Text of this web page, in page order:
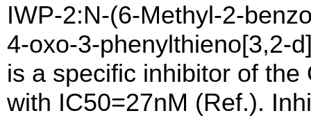
IWP-2:N-(6-Methyl-2-
4-oxo-3-phenylthieno[3,2-
is a specific inhibitor of
with IC50=27nM (Ref.).